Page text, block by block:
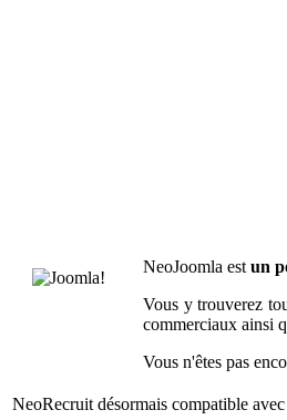
NeoJoomla est un
Vous y trouverez
commerciaux ainsi
Vous n'êtes pas
NeoRecruit désormais compatible